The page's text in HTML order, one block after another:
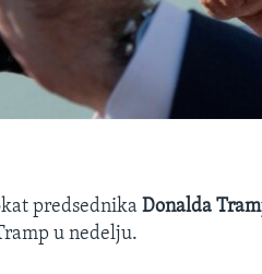
predsednikaDonalda
u nedelju.